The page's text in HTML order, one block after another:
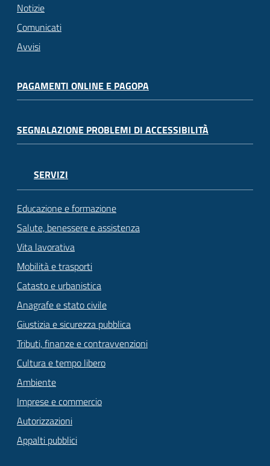
Notizie
Comunicati
Avvisi
PAGAMENTI ONLINE E PAGOPA
SEGNALAZIONE PROBLEMI DI ACCESSIBILITÀ
SERVIZI
Educazione e formazione
Salute, benessere e assistenza
Vita lavorativa
Mobilità e trasporti
Catasto e urbanistica
Anagrafe e stato civile
Giustizia e sicurezza pubblica
Tributi, finanze e contravvenzioni
Cultura e tempo libero
Ambiente
Imprese e commercio
Autorizzazioni
Appalti pubblici